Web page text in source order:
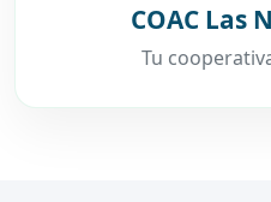
COAC Las
Tu